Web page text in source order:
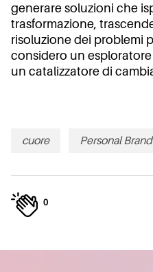
generare soluzioni che
trasformazione,
risoluzione dei problemi
considero un
un catalizzatore di
cuore Personal
0